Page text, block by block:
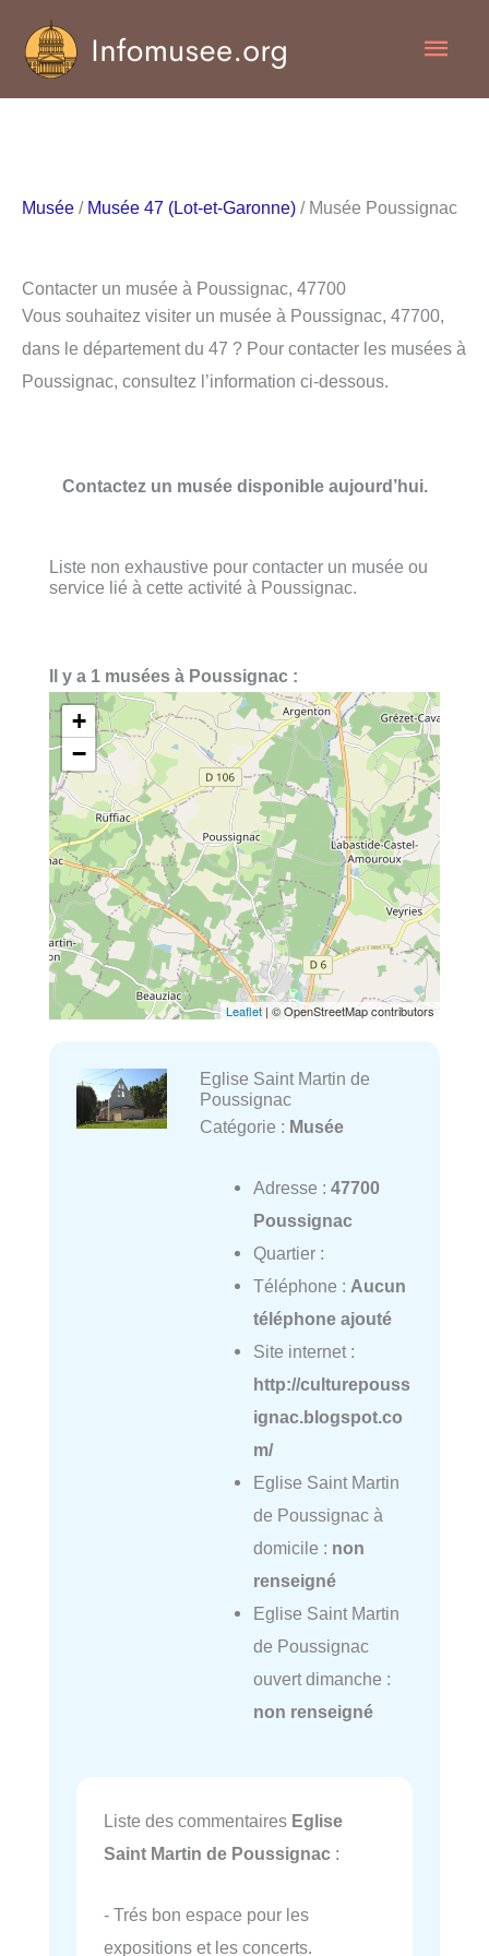
contenu
Musée / Musée 47 (Lot-et-Garonne) / Musée Poussignac
Contacter un musée à Poussignac, 47700
Vous souhaitez visiter un musée à Poussignac, 47700,
dans le département du 47 ? Pour contacter les musées à
Poussignac, consultez l’information ci-dessous.
Contactez un musée disponible aujourd’hui.
Liste non exhaustive pour contacter un musée ou
service lié à cette activité à Poussignac.
Il y a 1 musées à Poussignac :
+
−
Leaflet| © OpenStreetMap contributors
Eglise Saint Martin de
Poussignac
Catégorie : Musée
Adresse : 47700
Poussignac
Quartier :
Téléphone : Aucun
téléphone ajouté
Site internet :
http://culturepouss
ignac.blogspot.co
m/
Eglise Saint Martin
de Poussignac à
domicile : non
renseigné
Eglise Saint Martin
de Poussignac
ouvert dimanche :
non renseigné
Liste des commentaires Eglise
Saint Martin de Poussignac :
- Trés bon espace pour les
expositions et les concerts.